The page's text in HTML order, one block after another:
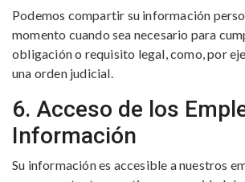
Podemos compartir su información
momento cuando sea necesario para
obligación o requisito legal, como, por
una orden judicial.
6. Acceso de los
Información
Su información es accesible a nuestros